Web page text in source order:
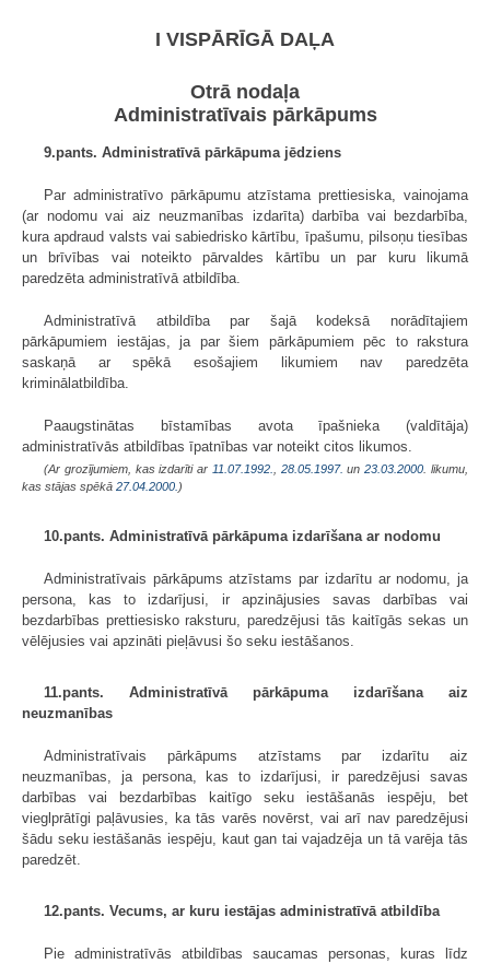
I VISPĀRĪGĀ DAĻA
Otrā nodaļa
Administratīvais pārkāpums
9.pants. Administratīvā pārkāpuma jēdziens
Par administratīvo pārkāpumu atzīstama prettiesiska, vainojama
(ar nodomu vai aiz neuzmanības izdarīta) darbība vai bezdarbība,
kura apdraud valsts vai sabiedrisko kārtību, īpašumu, pilsoņu tiesības
un brīvības vai noteikto pārvaldes kārtību un par kuru likumā
paredzēta administratīvā atbildība.
Administratīvā atbildība par šajā kodeksā norādītajiem
pārkāpumiem iestājas, ja par šiem pārkāpumiem pēc to rakstura
saskaņā ar spēkā esošajiem likumiem nav paredzēta
kriminālatbildība.
Paaugstinātas bīstamības avota īpašnieka (valdītāja)
administratīvās atbildības īpatnības var noteikt citos likumos.
(Ar grozījumiem, kas izdarīti ar 11.07.1992. 28.05.1997. un23.03.2000 . likumu,
kas stājas spēkā 27.04.2000. )
10.pants. Administratīvā pārkāpuma izdarīšana ar nodomu
Administratīvais pārkāpums atzīstams par izdarītu ar nodomu, ja
persona, kas to izdarījusi, ir apzinājusies savas darbības vai
bezdarbības prettiesisko raksturu, paredzējusi tās kaitīgās sekas un
vēlējusies vai apzināti pieļāvusi šo seku iestāšanos.
11.pants. Administratīvā pārkāpuma izdarīšana aiz
neuzmanības
Administratīvais pārkāpums atzīstams par izdarītu aiz
neuzmanības, ja persona, kas to izdarījusi, ir paredzējusi savas
darbības vai bezdarbības kaitīgo seku iestāšanās iespēju, bet
vieglprātīgi paļāvusies, ka tās varēs novērst, vai arī nav paredzējusi
šādu seku iestāšanās iespēju, kaut gan tai vajadzēja un tā varēja tās
paredzēt.
12.pants. Vecums, ar kuru iestājas administratīvā atbildība
Pie administratīvās atbildības saucamas personas, kuras līdz